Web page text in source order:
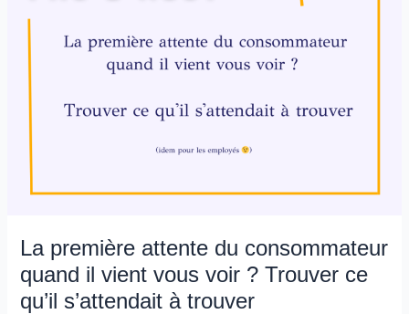
La première attente du consommateur
quand il vient vous voir ? Trouver ce
qu’il s’attendait à trouver